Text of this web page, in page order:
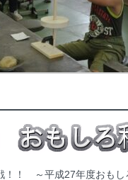
！！ ～平成27年度おもし